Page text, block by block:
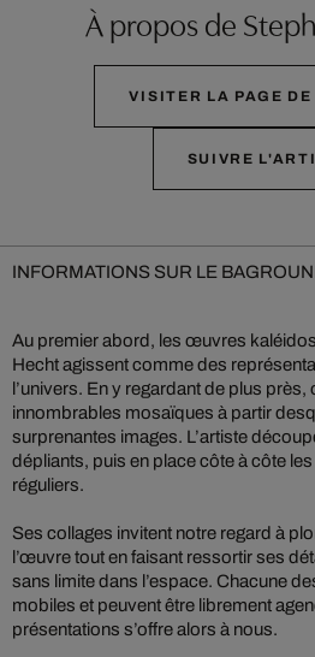
À propos de
VISITER LA PAGE
SUIVRE
INFORMATIONS SUR LE
Au premier abord, les œuvres
Hecht agissent comme des
l’univers. En y regardant de plus
innombrables mosaïques à partir
surprenantes images. L’artiste
dépliants, puis en place côte à côte
réguliers.
Ses collages invitent notre regard à
l’œuvre tout en faisant ressortir ses
sans limite dans l’espace. Chacune
mobiles et peuvent être librement
présentations s’offre alors à nous.